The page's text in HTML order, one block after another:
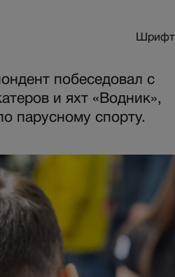
побеседовал с
и яхт «Водник»,
парусному спорту.